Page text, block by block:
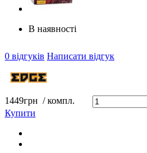
В наявності
0 відгуків Написати відгук
1449грн / компл.
Купити